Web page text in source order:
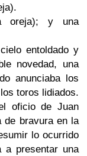
oreja); y una
entoldado y
novedad, una
anunciaba los
toros lidiados.
oficio de Juan
de bravura en la
lo ocurrido
a presentar una